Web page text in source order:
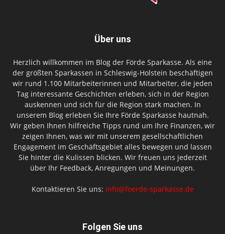
Über uns
Herzlich willkommen im Blog der Förde Sparkasse. Als eine
der größten Sparkassen in Schleswig-Holstein beschäftigen
wir rund 1.100 Mitarbeiterinnen und Mitarbeiter, die jeden
Tag interessante Geschichten erleben, sich in der Region
auskennen und sich für die Region stark machen. In
unserem Blog erleben Sie Ihre Förde Sparkasse hautnah.
Wir geben Ihnen hilfreiche Tipps rund um Ihre Finanzen, wir
zeigen Ihnen, was wir mit unserem gesellschaftlichen
Engagement im Geschäftsgebiet alles bewegen und lassen
Sie hinter die Kulissen blicken. Wir freuen uns jederzeit
über Ihr Feedback, Anregungen und Meinungen.
Kontaktieren Sie uns: info@foerde-sparkasse.de
Folgen Sie uns